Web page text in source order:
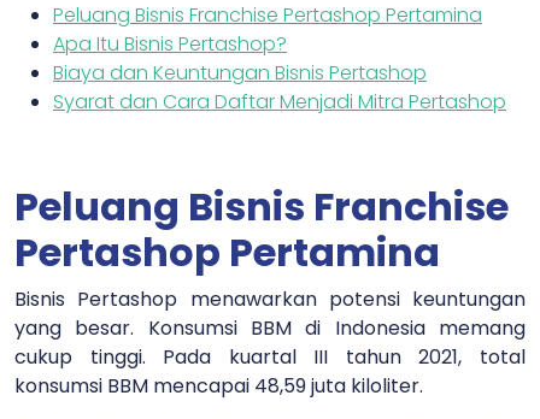
Peluang Bisnis Franchise Pertashop Pertamina
Apa Itu Bisnis Pertashop?
Biaya dan Keuntungan Bisnis Pertashop
Syarat dan Cara Daftar Menjadi Mitra Pertashop
Peluang Bisnis Franchise
Pertashop Pertamina
Bisnis Pertashop menawarkan potensi keuntungan
yang besar. Konsumsi BBM di Indonesia memang
cukup tinggi. Pada kuartal III tahun 2021, total
konsumsi BBM mencapai 48,59 juta kiloliter.